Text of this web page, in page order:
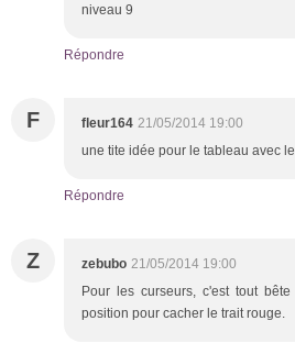
niveau 9
Répondre
F fleur164 21/05/2014 19:00
une tite idée pour le tableau avec
Répondre
Z zebubo 21/05/2014 19:00
Pour les curseurs, c'est tout
position pour cacher le trait rouge.